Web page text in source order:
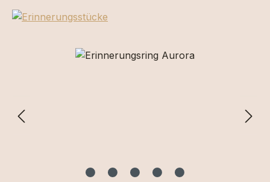
Bildergalerie überspringen